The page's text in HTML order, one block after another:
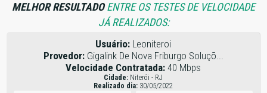
MELHOR RESULTADOENTRE OS TESTES DE VELOCIDADE
JÁ REALIZADOS:
Usuário: Leoniteroi
Provedor:Gigalink De Nova Friburgo Soluçõ...
Velocidade Contratada: 40 Mbps
Cidade: Niterói - RJ
Realizado dia: 30/05/2022